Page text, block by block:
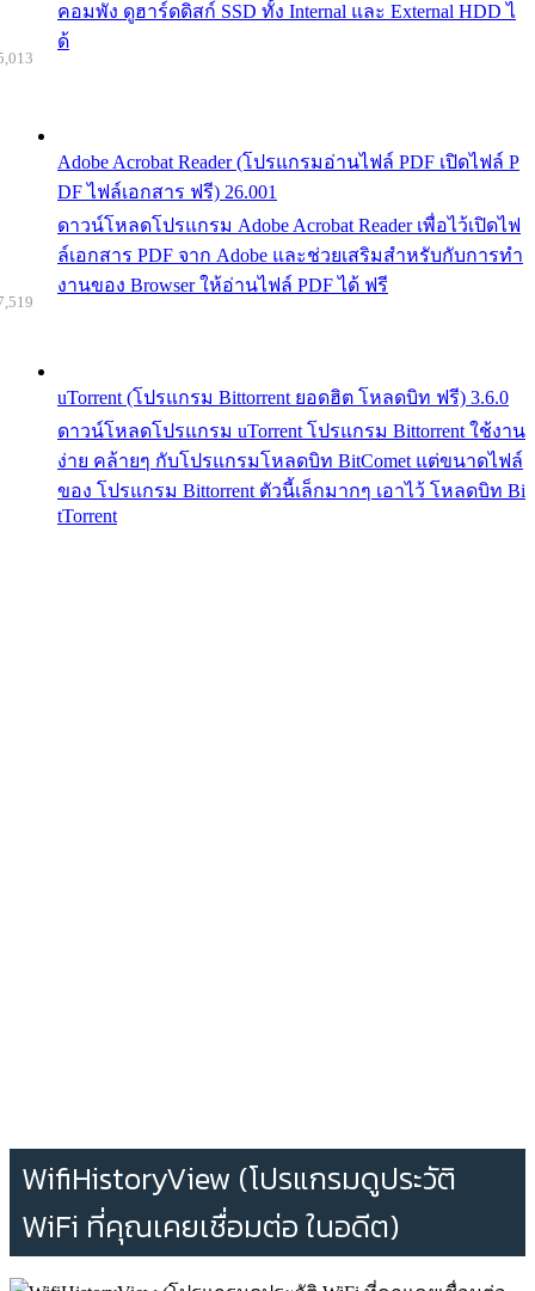
คอมพัง ดูฮาร์ดดิสก์ SSD ทั้ง Internal และ External HDD ไ
ด้
Adobe Acrobat Reader (โปรแกรมอ่านไฟล์ PDF เปิดไฟล์ P
DF ไฟล์เอกสาร ฟรี) 26.001
ดาวน์โหลดโปรแกรม Adobe Acrobat Reader เพื่อไว้เปิดไฟ
ล์เอกสาร PDF จาก Adobe และช่วยเสริมสำหรับกับการทำ
งานของ Browser ให้อ่านไฟล์ PDF ได้ ฟรี
uTorrent (โปรแกรม Bittorrent ยอดฮิต โหลดบิท ฟรี) 3.6.0
ดาวน์โหลดโปรแกรม uTorrent โปรแกรม Bittorrent ใช้งาน
ง่าย คล้ายๆ กับโปรแกรมโหลดบิท BitComet แต่ขนาดไฟล์
ของ โปรแกรม Bittorrent ตัวนี้เล็กมากๆ เอาไว้ โหลดบิท Bi
tTorrent
WifiHistoryView (โปรแกรมดูประวัติ
WiFi ที่คุณเคยเชื่อมต่อ ในอดีต)